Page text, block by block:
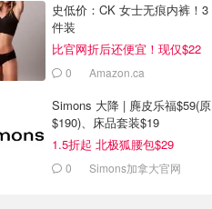
史低价：CK 女士无痕内裤！3
件装
比官网折后还便宜！现仅$22
0 Amazon.ca
Simons 大降 | 麂皮乐福$59(原
$190)、床品套装$19
1.5折起 北极狐腰包$29
0 Simons加拿大官网